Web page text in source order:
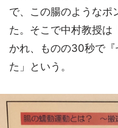
で、この腸のようなポ
た。そこで中村教授は
かれ、ものの30秒で
た」という。